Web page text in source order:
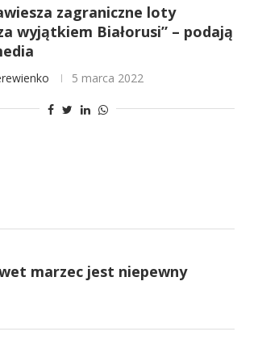
zagraniczne loty
wyjątkiem Białorusi” – podają
5 marca 2022
marzec jest niepewny